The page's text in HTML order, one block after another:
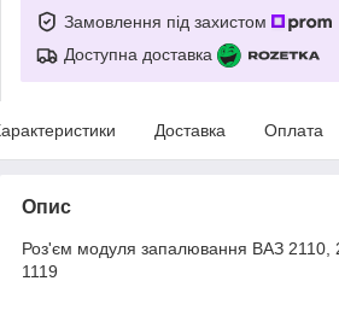
Замовлення під захистом
Доступна доставка
Доставка Оплата
Опис
Роз'єм модуля запалювання ВАЗ 2110,
1119